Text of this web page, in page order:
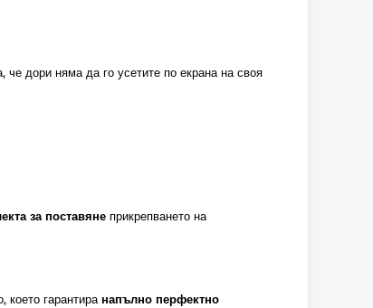
дори няма да го усетите по екрана на своя
за поставяне прикрепването на
което гарантиранапълно перфектно